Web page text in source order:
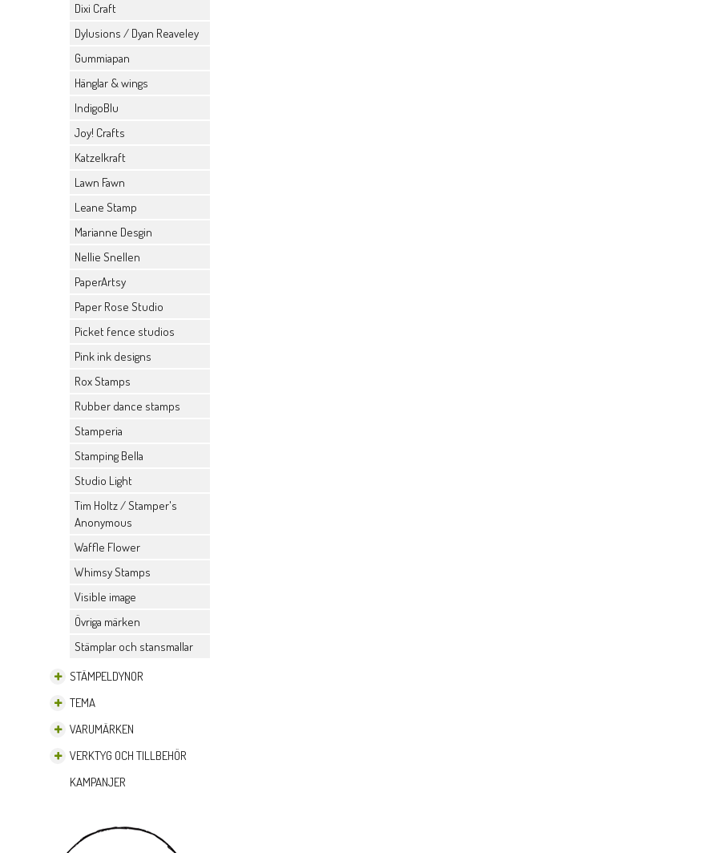
Dixi Craft
Dylusions / Dyan Reaveley
Gummiapan
Hänglar & wings
IndigoBlu
Joy! Crafts
Katzelkraft
Lawn Fawn
Leane Stamp
Marianne Desgin
Nellie Snellen
PaperArtsy
Paper Rose Studio
Picket fence studios
Pink ink designs
Rox Stamps
Rubber dance stamps
Stamperia
Stamping Bella
Studio Light
Tim Holtz / Stamper's
Anonymous
Waffle Flower
Whimsy Stamps
Visible image
Övriga märken
Stämplar och stansmallar
STÄMPELDYNOR
TEMA
VARUMÄRKEN
VERKTYG OCH TILLBEHÖR
KAMPANJER